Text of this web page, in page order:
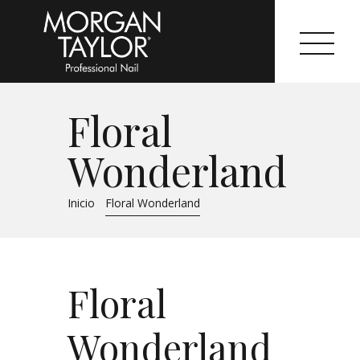
Floral
Wonderland
Inicio Floral Wonderland
Morgan Taylor®
Sistemas Profesionales
Cartas de Color
Colecciones
Floral
Wonderland